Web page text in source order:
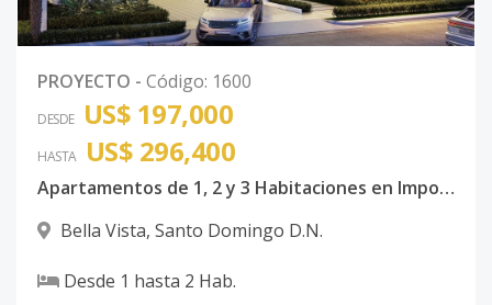
PROYECTO - Código: 1600
DESDE US$ 197,000
HASTA US$ 296,400
Apartamentos de 1, 2 y 3 Habitaciones en Imponente Torre Situada en Bella Vista.
Bella Vista, Santo Domingo D.N.
Desde 1 hasta 2 Hab.